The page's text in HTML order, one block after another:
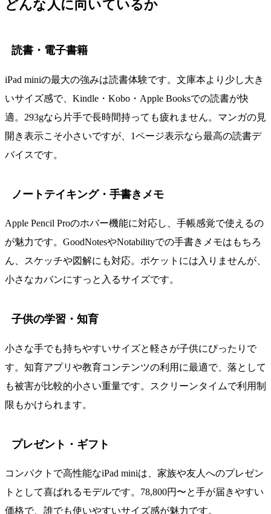
どんな人に向いているか
読書・電子書籍
iPad miniの最大の強みは読書体験です。文庫本より少し大き
いサイズ感で、Kindle・Kobo・Apple Booksでの読書が快
適。293gなら片手で長時間持っても疲れません。マンガの見
開き表示こそ小さいですが、1ページ表示なら最高の読書デ
バイスです。
ノートテイキング・手書きメモ
Apple Pencil Proのホバー機能に対応し、手帳感覚で使えるの
が魅力です。GoodNotesやNotabilityでの手書きメモはもちろ
ん、スケッチや図解にも対応。ポケットには入りませんが、
小さなカバンにすっと入るサイズです。
子供の学習・知育
小さな手でも持ちやすいサイズと軽さが子供にぴったりで
す。知育アプリや教育コンテンツの利用に最適で、落として
も被害が比較的小さい重量です。スクリーンタイムで利用制
限もかけられます。
プレゼント・ギフト
コンパクトで高性能なiPad miniは、家族や友人へのプレゼン
トとして喜ばれるモデルです。78,800円〜と手が届きやすい
価格で、誰でも使いやすいサイズ感が魅力です。